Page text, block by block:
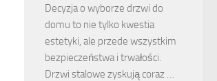
Decyzja o wyborze drzwi do
domu to nie tylko kwestia
estetyki, ale przede wszystkim
bezpieczeństwa i trwałości.
Drzwi stalowe zyskują coraz …